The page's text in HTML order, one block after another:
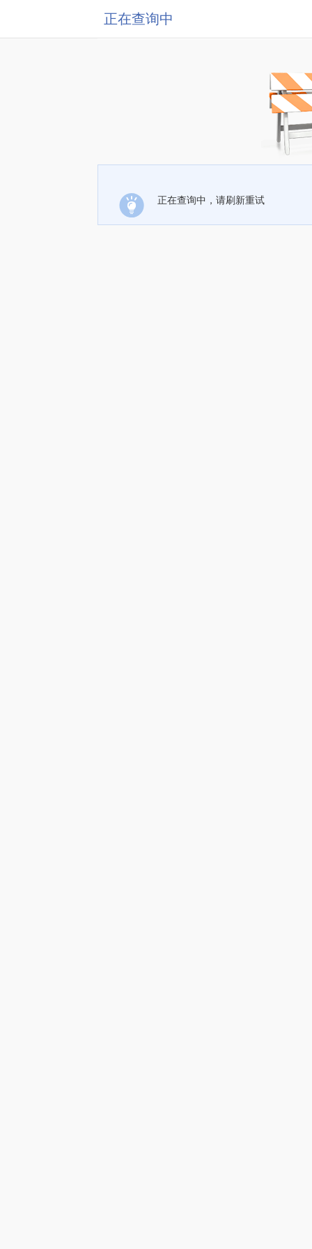
正在查询中
正在查询中，请刷新重试